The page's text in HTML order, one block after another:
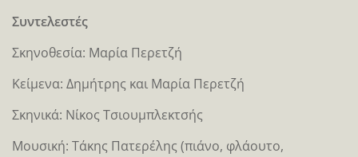
Συντελεστές
Σκηνοθεσία: Μαρία Περετζή
Κείμενα: Δημήτρης και Μαρία Περετζή
Σκηνικά: Nίκος Τσιουμπλεκτσής
Μουσική: Τάκης Πατερέλης (πιάνο, φλάουτο,